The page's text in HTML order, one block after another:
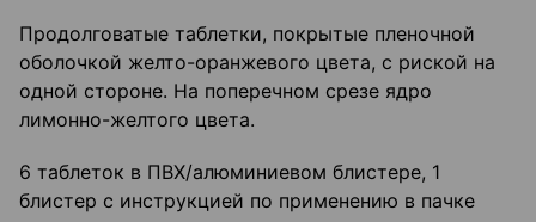
Продолговатые таблетки, покрытые пленочной
оболочкой желто-оранжевого цвета, с риской на
одной стороне. На поперечном срезе ядро
лимонно-желтого цвета.
6 таблеток в ПВХ/алюминиевом блистере, 1
блистер с инструкцией по применению в пачке